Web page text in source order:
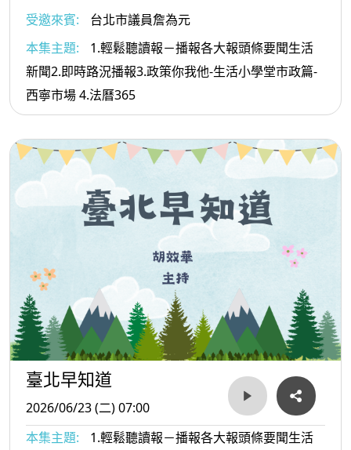
受邀來賓:
台北市議員詹為元
本集主題:
1.輕鬆聽讀報－播報各大報頭條要聞生活
新聞2.即時路況播報3.政策你我他-生活小學堂市政篇-
西寧市場 4.法曆365
臺北早知道
2026/06/23 (二) 07:00
本集主題:
1.輕鬆聽讀報－播報各大報頭條要聞生活